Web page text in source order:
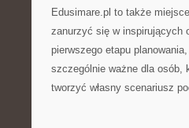
Edusimare.pl to także
zanurzyć się w inspirujących
pierwszego etapu
szczególnie ważne dla osób,
tworzyć własny scenariusz